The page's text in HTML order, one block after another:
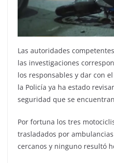
Las autoridades
las investigaciones
los responsables y dar con
la Policía ya ha estado
seguridad que se
Por fortuna los tres
trasladados por
cercanos y ninguno resultó